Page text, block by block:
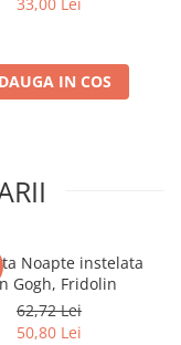
IN COS
Noapte instelata
Gogh, Fridolin
62,72 Lei
50,80 Lei